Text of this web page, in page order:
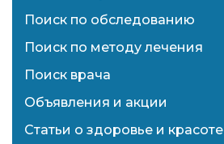
Поиск по обследованию
Поиск по методу лечения
Поиск врача
Объявления и акции
Статьи о здоровье и красоте